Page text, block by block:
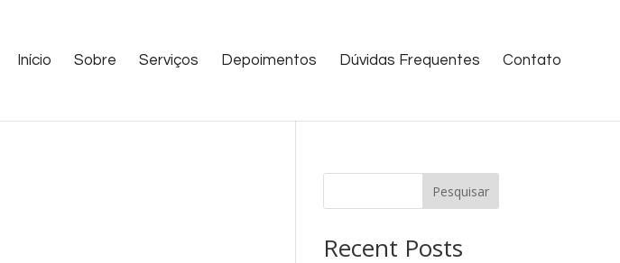
Início Sobre Serviços Depoimentos Dúvidas Frequentes Contato
Pesquisar
Recent Posts